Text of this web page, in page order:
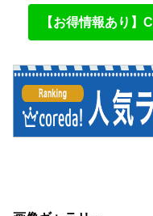
【お得情報あり】